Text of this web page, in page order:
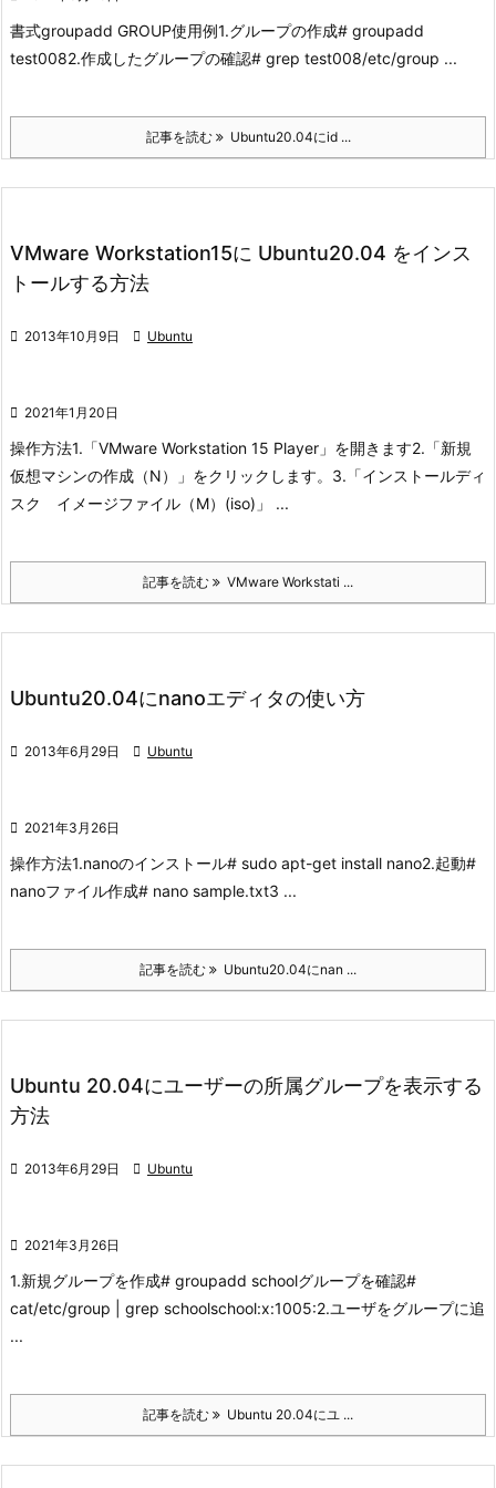
書式groupadd GROUP使用例1.グループの作成# groupadd
test0082.作成したグループの確認# grep test008/etc/group ...
記事を読む Ubuntu20.04にid ...
VMware Workstation15に Ubuntu20.04 をインス
トールする方法
 2013年10月9日  Ubuntu
 2021年1月20日
操作方法1.「VMware Workstation 15 Player」を開きます2.「新規
仮想マシンの作成（N）」をクリックします。 3.「インストールディ
スク イメージファイル（M）(iso)」 ...
記事を読む VMware Workstati ...
Ubuntu20.04にnanoエディタの使い方
 2013年6月29日  Ubuntu
 2021年3月26日
操作方法1.nanoのインストール# sudo apt-get install nano2.起動#
nanoファイル作成# nano sample.txt3 ...
記事を読む Ubuntu20.04にnan ...
Ubuntu 20.04にユーザーの所属グループを表示する
方法
 2013年6月29日  Ubuntu
 2021年3月26日
1.新規グループを作成# groupadd schoolグループを確認#
cat/etc/group | grep schoolschool:x:1005:2.ユーザをグループに追
...
記事を読む Ubuntu 20.04にユ ...